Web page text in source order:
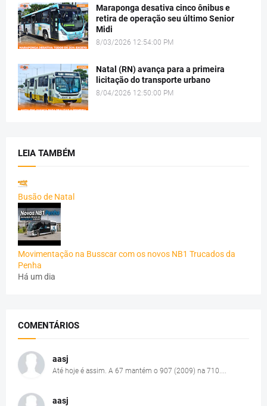
Maraponga desativa cinco ônibus e
retira de operação seu último Senior
Midi
8/03/2026 12:54:00 PM
Natal (RN) avança para a primeira
licitação do transporte urbano
8/04/2026 12:50:00 PM
LEIA TAMBÉM
Busão de Natal
Movimentação na Busscar com os novos NB1 Trucados da
Penha
Há um dia
COMENTÁRIOS
aasj
Até hoje é assim. A 67 mantém o 907 (2009) na 710....
aasj